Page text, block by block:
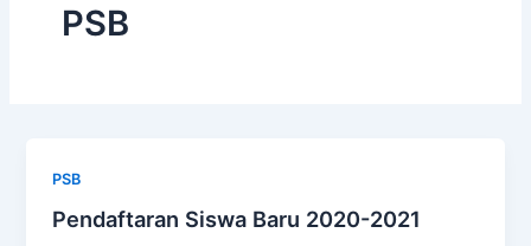
PSB
PSB
Pendaftaran Siswa Baru 2020-2021